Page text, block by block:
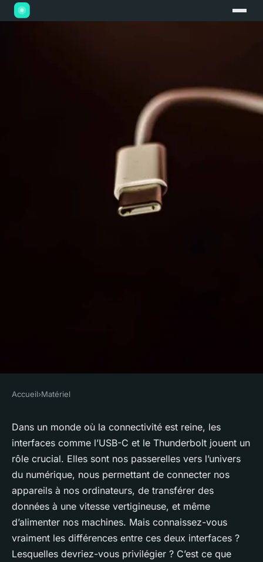
Les différences entre les
interfaces USB-C et
Thunderbolt : lesquelles
privilégier ?
Accueil›Matériel
Dans un monde où la connectivité est reine, les
interfaces comme l’USB-C et le Thunderbolt jouent un
rôle crucial. Elles sont nos passerelles vers l’univers
du numérique, nous permettant de connecter nos
appareils à nos ordinateurs, de transférer des
données à une vitesse vertigineuse, et même
d’alimenter nos machines. Mais connaissez-vous
vraiment les différences entre ces deux interfaces ?
Lesquelles devriez-vous privilégier ? C’est ce que